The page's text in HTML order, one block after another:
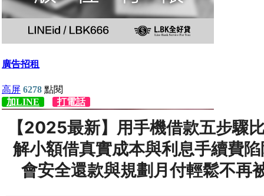
【2025最新】用手機借款五步驟
解小額借真實成本與利息手續費
會安全還款與規劃月付輕鬆不再